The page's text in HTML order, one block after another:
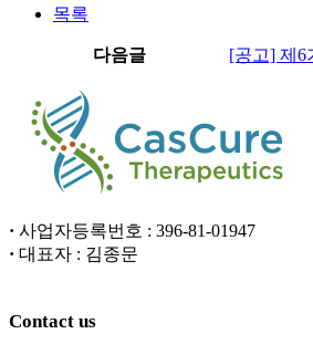
목록
다음글 [공고] 제6
· 사업자등록번호 : 396-81-01947
· 대표자 : 김종문
Contact us